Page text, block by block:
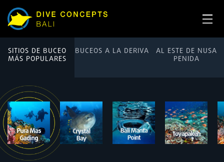
SITIOS DE BUCEO
MÁS POPULARES
BUCEOS A LA DERIVA AL ESTE DE NUSA
PENIDA